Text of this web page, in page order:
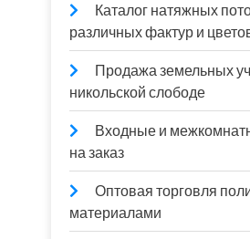
Каталог натяжных
различных фактур и
Продажа земельных
никольской слободе
Входные и
на заказ
Оптовая торговля
материалами